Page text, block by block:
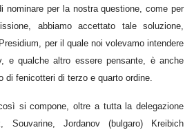
nominare per la nostra questione, come per
abbiamo accettato tale soluzione,
per il quale noi volevamo intendere
e qualche altro essere pensante, è anche
di fenicotteri di terzo e quarto ordine.
si compone, oltre a tutta la delegazione
Souvarine, Jordanov (bulgaro) Kreibich